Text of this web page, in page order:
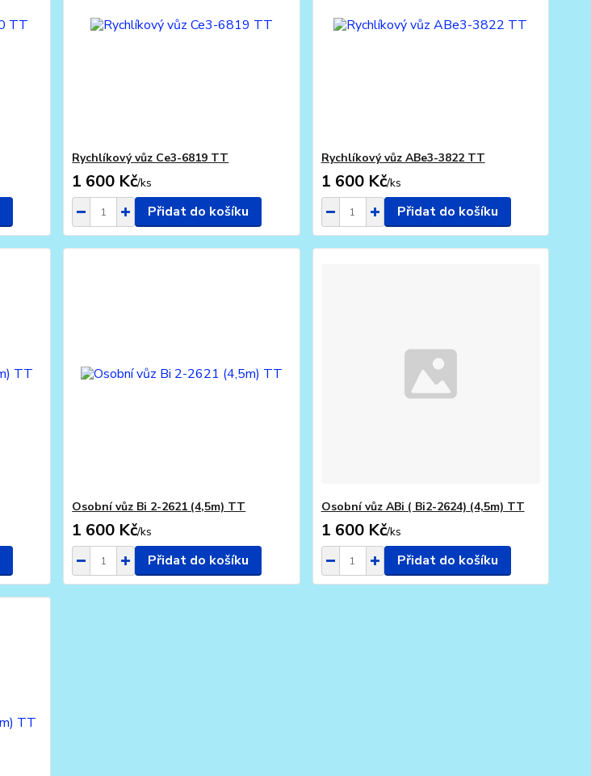
Rychlíkový vůz Ce3-6819 TT
1 600 Kč/ks
Přidat do košíku
Rychlíkový vůz ABe3-3822 TT
1 600 Kč/ks
Přidat do košíku
Osobní vůz Bi 2-2621 (4,5m) TT
1 600 Kč/ks
Přidat do košíku
Osobní vůz ABi ( Bi2-2624) (4,5m) TT
1 600 Kč/ks
Přidat do košíku